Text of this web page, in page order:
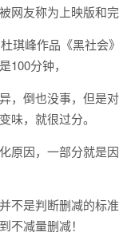
网友称为上映版和完
琪峰作品《黑社会
100分钟，
，倒也没事，但是对
味，就很过分。
原因，一部分就是
不是判断删减的标
不减量删减！